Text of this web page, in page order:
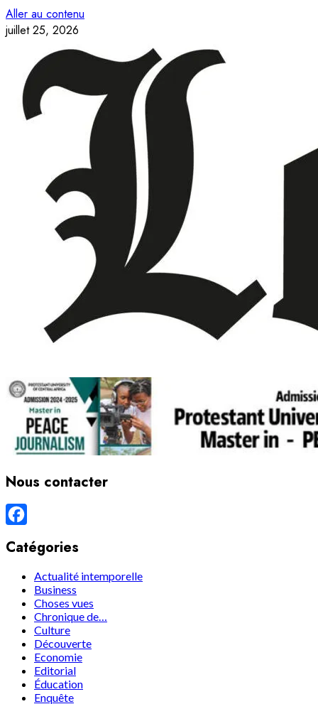
Aller au contenu
juillet 25, 2026
Nous contacter
Catégories
Actualité intemporelle
Business
Choses vues
Chronique de…
Culture
Découverte
Economie
Editorial
Éducation
Enquête